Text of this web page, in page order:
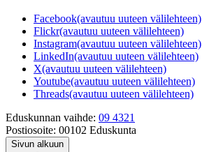
Facebook(avautuu uuteen välilehteen)
Flickr(avautuu uuteen välilehteen)
Instagram(avautuu uuteen välilehteen)
LinkedIn(avautuu uuteen välilehteen)
X(avautuu uuteen välilehteen)
Youtube(avautuu uuteen välilehteen)
Threads(avautuu uuteen välilehteen)
Eduskunnan vaihde: 09 4321
Postiosoite: 00102 Eduskunta
Sivun alkuun